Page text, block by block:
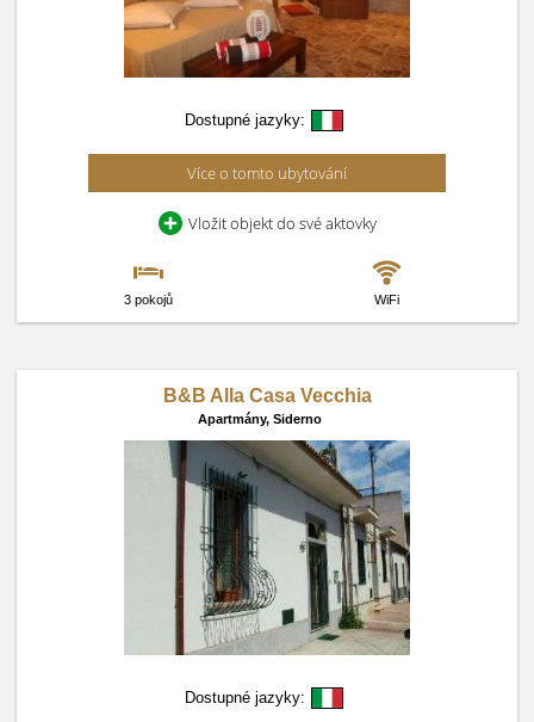
Dostupné jazyky:
Více o tomto ubytování
Vložit objekt do své aktovky
3 pokojů WiFi
B&B Alla Casa Vecchia
Apartmány, Siderno
Dostupné jazyky: